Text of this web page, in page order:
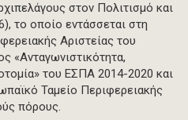
στον Πολιτισμό και
το οποίο εντάσσεται στη
Αριστείας του
«Ανταγωνιστικότητα,
του ΕΣΠΑ 2014-2020 και
Ταμείο Περιφερειακής
πόρους.